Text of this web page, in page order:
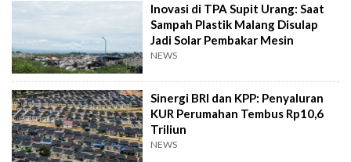
Inovasi di TPA Supit Urang: Saat
Sampah Plastik Malang Disulap
Jadi Solar Pembakar Mesin
NEWS
Sinergi BRI dan KPP: Penyaluran
KUR Perumahan Tembus Rp10,6
Triliun
NEWS